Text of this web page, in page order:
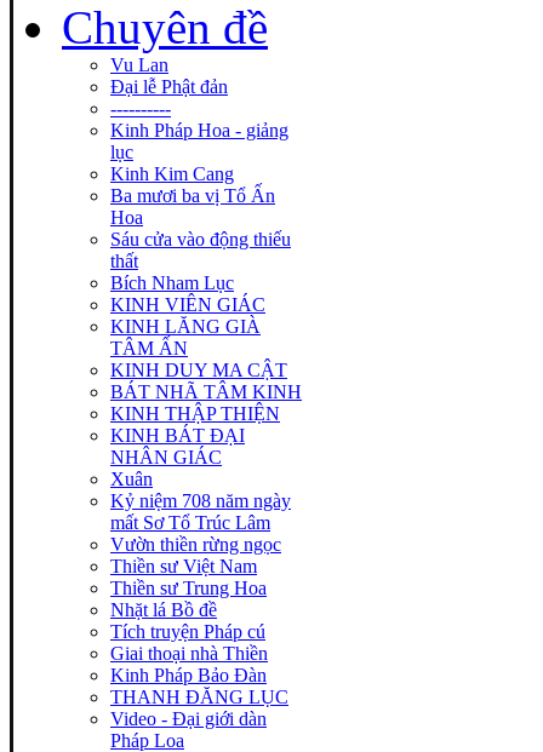
Chuyên đề
Vu Lan
Đại lễ Phật đản
----------
Kinh Pháp Hoa - giảng
lục
Kinh Kim Cang
Ba mươi ba vị Tổ Ấn
Hoa
Sáu cửa vào động thiếu
thất
Bích Nham Lục
KINH VIÊN GIÁC
KINH LĂNG GIÀ
TÂM ẤN
KINH DUY MA CẬT
BÁT NHÃ TÂM KINH
KINH THẬP THIỆN
KINH BÁT ĐẠI
NHÂN GIÁC
Xuân
Kỷ niệm 708 năm ngày
mất Sơ Tổ Trúc Lâm
Vườn thiền rừng ngọc
Thiền sư Việt Nam
Thiền sư Trung Hoa
Nhặt lá Bồ đề
Tích truyện Pháp cú
Giai thoại nhà Thiền
Kinh Pháp Bảo Đàn
THANH ĐĂNG LỤC
Video - Đại giới dàn
Pháp Loa